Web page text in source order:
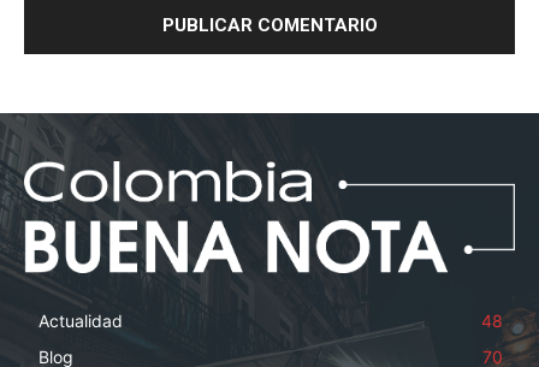
Actualidad
48
Blog
70